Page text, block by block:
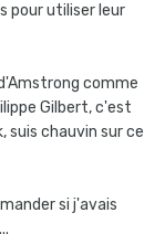
pour utiliser leur
comme
Gilbert, c'est
suis chauvin sur ce
si j'avais